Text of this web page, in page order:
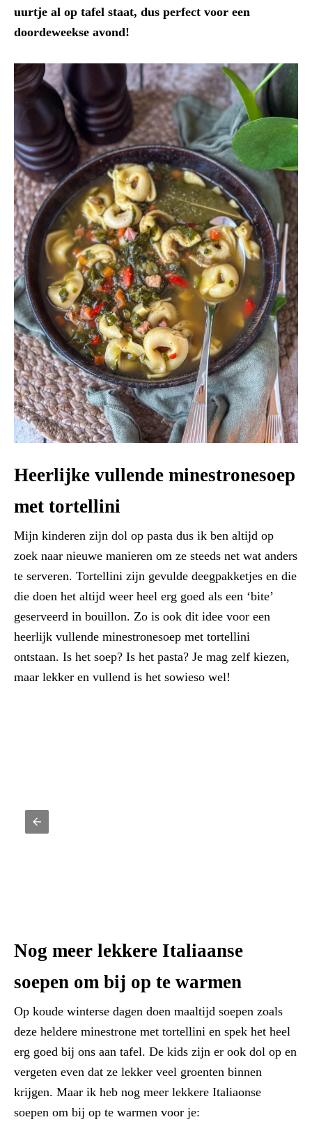
uurtje al op tafel staat, dus perfect voor een
doordeweekse avond!
Heerlijke vullende minestronesoep
met tortellini
Mijn kinderen zijn dol op pasta dus ik ben altijd op
zoek naar nieuwe manieren om ze steeds net wat anders
te serveren. Tortellini zijn gevulde deegpakketjes en die
die doen het altijd weer heel erg goed als een ‘bite’
geserveerd in bouillon. Zo is ook dit idee voor een
heerlijk vullende minestronesoep met tortellini
ontstaan. Is het soep? Is het pasta? Je mag zelf kiezen,
maar lekker en vullend is het sowieso wel!
Nog meer lekkere Italiaanse
soepen om bij op te warmen
Op koude winterse dagen doen maaltijd soepen zoals
deze heldere minestrone met tortellini en spek het heel
erg goed bij ons aan tafel. De kids zijn er ook dol op en
vergeten even dat ze lekker veel groenten binnen
krijgen. Maar ik heb nog meer lekkere Italiaonse
soepen om bij op te warmen voor je: